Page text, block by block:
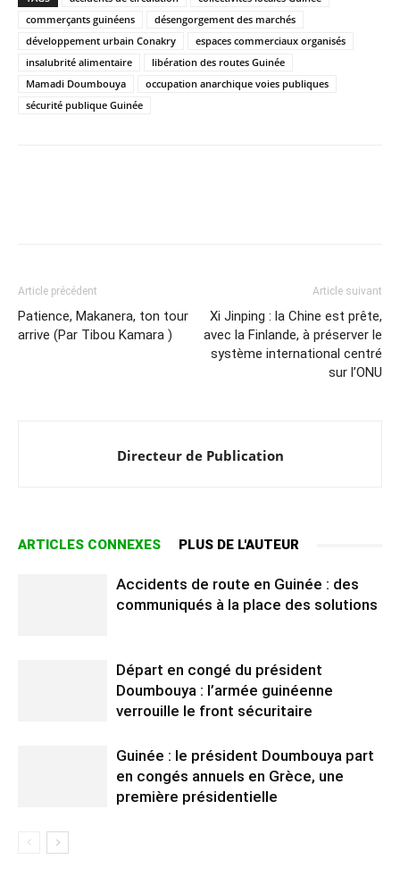
commerçants guinéens
désengorgement des marchés
développement urbain Conakry
espaces commerciaux organisés
insalubrité alimentaire
libération des routes Guinée
Mamadi Doumbouya
occupation anarchique voies publiques
sécurité publique Guinée
Article précédent
Patience, Makanera, ton tour
arrive (Par Tibou Kamara )
Article suivant
Xi Jinping : la Chine est prête,
avec la Finlande, à préserver le
système international centré
sur l’ONU
Directeur de Publication
ARTICLES CONNEXES PLUS DE L'AUTEUR
Accidents de route en Guinée : des
communiqués à la place des solutions
Départ en congé du président
Doumbouya : l’armée guinéenne
verrouille le front sécuritaire
Guinée : le président Doumbouya part
en congés annuels en Grèce, une
première présidentielle